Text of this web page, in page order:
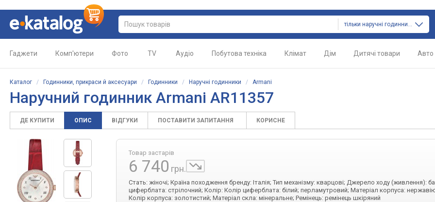
тільки наручні годинники
Гаджети Комп'ютери Фото TV Аудіо Побутова техніка Клімат Дім Дитячі товари Авто
Каталог / Годинники, прикраси й аксесуари / Годинники / Наручні годинники / Armani
Наручний годинник Armani AR11357
ДЕ КУПИТИ ОПИС ВІДГУКИ ПОСТАВИТИ ЗАПИТАННЯ КОРИСНЕ
Товар застарів
6 740 грн.
Стать: жіночі; Країна походження бренду: Італія; Тип механізму: кварцові; Джерело ходу (живлення):
циферблата: стрілочний; Колір: Колір циферблата: білий; перламутровий; Матеріал корпуса:
Колір корпуса: золотистий; Матеріал скла: мінеральне; Ремінець: ремінець шкіряний